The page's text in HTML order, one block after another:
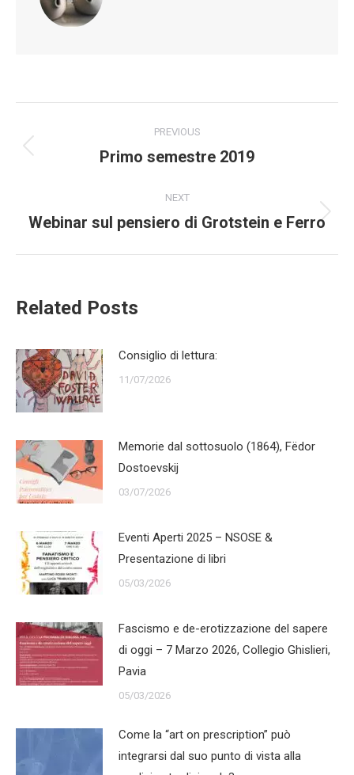
navigation
PREVIOUS
Previous
Primo semestre 2019
NEXT
Next
Webinar sul pensiero di Grotstein e Ferro
Related Posts
Consiglio di lettura:
11/07/2026
Memorie dal sottosuolo (1864), Fëdor
Dostoevskij
03/07/2026
Eventi Aperti 2025 – NSOSE &
Presentazione di libri
05/03/2026
Fascismo e de-erotizzazione del sapere
di oggi – 7 Marzo 2026, Collegio Ghislieri,
Pavia
05/03/2026
Come la “art on prescription” può
integrarsi dal suo punto di vista alla